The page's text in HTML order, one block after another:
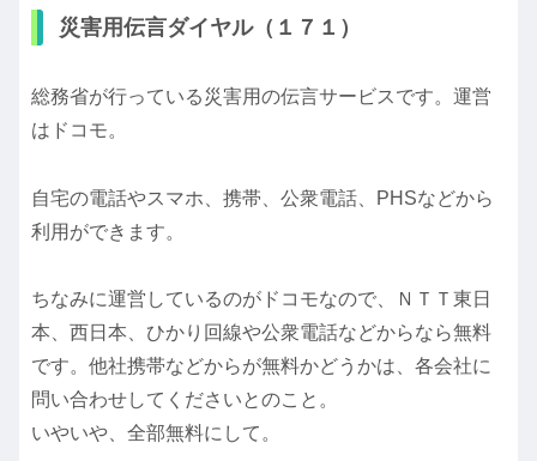
災害用伝言ダイヤル（１７１）
総務省が行っている災害用の伝言サービスです。運営
はドコモ。
自宅の電話やスマホ、携帯、公衆電話、PHSなどから
利用ができます。
ちなみに運営しているのがドコモなので、ＮＴＴ東日
本、西日本、ひかり回線や公衆電話などからなら無料
です。他社携帯などからが無料かどうかは、各会社に
問い合わせしてくださいとのこと。
いやいや、全部無料にして。